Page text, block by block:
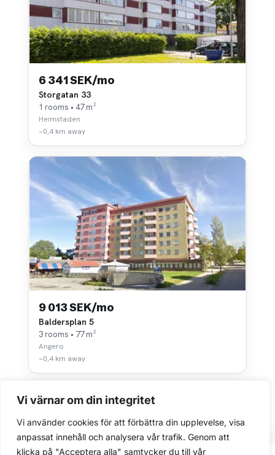
Vi värnar om din integritet
Vi använder cookies för att förbättra din upplevelse, visa
anpassat innehåll och analysera vår trafik. Genom att
klicka på "Acceptera alla" samtycker du till vår
6 341 SEK/mo
Storgatan 33
1 rooms • 47 m²
Heimstaden
~0,4 km away
9 013 SEK/mo
Baldersplan 5
3 rooms • 77 m²
Angero
~0,4 km away